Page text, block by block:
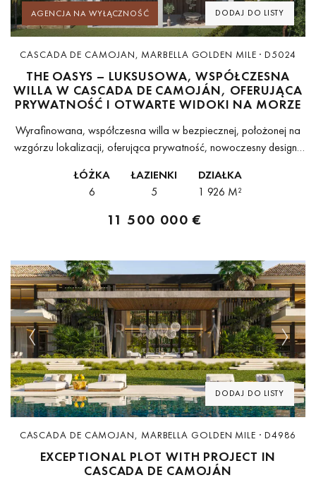
DODAJ DO LISTY
AGENCJA NA WYŁĄCZNOŚĆ
CASCADA DE CAMOJAN, MARBELLA GOLDEN MILE · D5024
THE OASYS – LUKSUSOWA, WSPÓŁCZESNA
WILLA W CASCADA DE CAMOJÁN, OFERUJĄCA
PRYWATNOŚĆ I OTWARTE WIDOKI NA MORZE
Wyrafinowana, współczesna willa w bezpiecznej, położonej na
wzgórzu lokalizacji, oferująca prywatność, nowoczesny design i
Morze Śródziemne.Ta elegancka, współczesna willa znajduje...
ŁÓŻKA
6
ŁAZIENKI
5
DZIAŁKA
1 926 M²
11 500 000 €
DODAJ DO LISTY
Previous Next
CASCADA DE CAMOJAN, MARBELLA GOLDEN MILE · D4986
EXCEPTIONAL PLOT WITH PROJECT IN
CASCADA DE CAMOJÁN